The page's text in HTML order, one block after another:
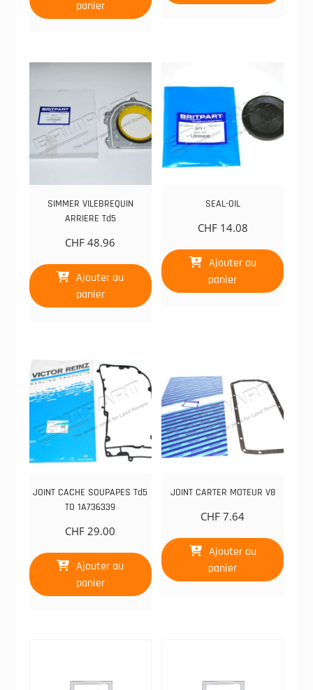
panier
SIMMER VILEBREQUIN
ARRIERE Td5
CHF 48.96
Ajouter au
panier
SEAL-OIL
CHF14.08
Ajouter au
panier
JOINT CACHE SOUPAPES Td5
TO 1A736339
CHF 29.00
Ajouter au
panier
JOINT CARTER MOTEUR V8
CHF 7.64
Ajouter au
panier